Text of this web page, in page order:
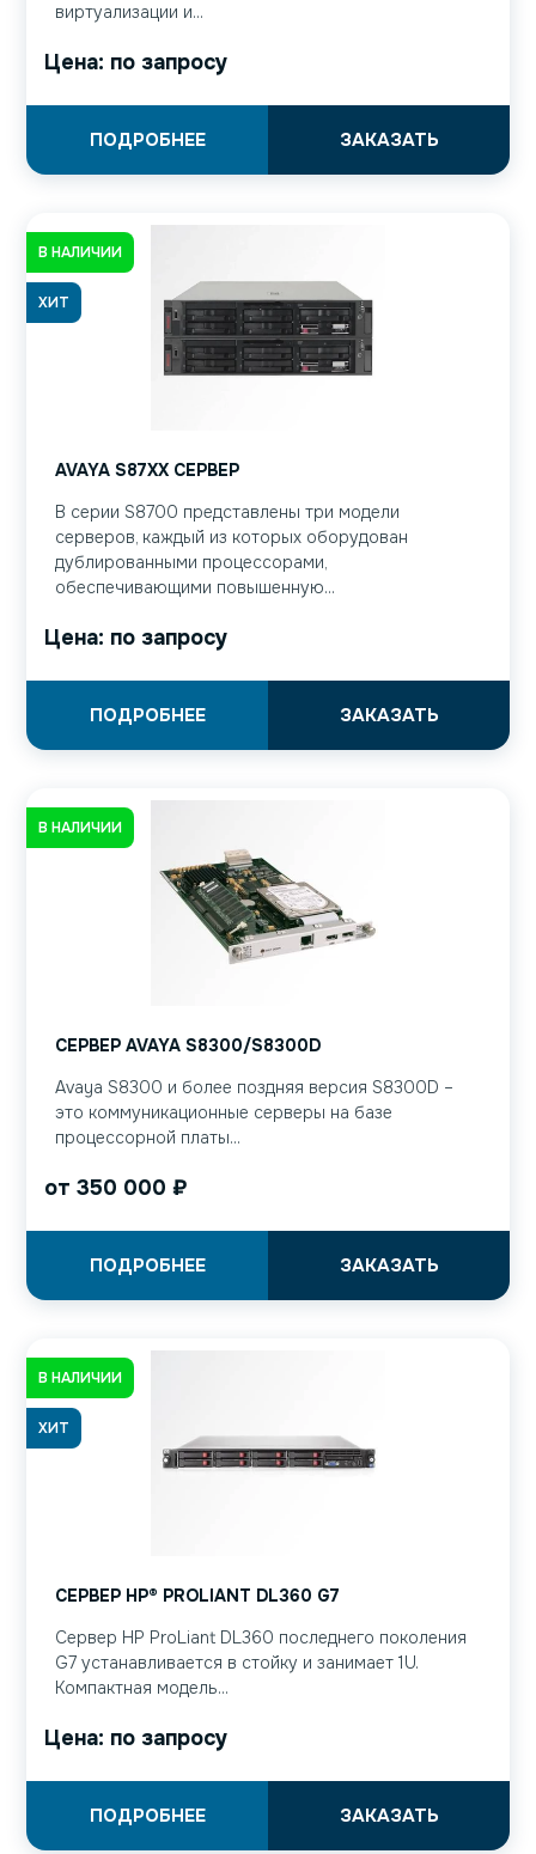
виртуализации и...
Цена: по запросу
ЗАКАЗАТЬ
ПОДРОБНЕЕ
В НАЛИЧИИ
ХИТ
AVAYA S87XX СЕРВЕР
В серии S8700 представлены три модели
серверов, каждый из которых оборудован
дублированными процессорами,
обеспечивающими повышенную...
Цена: по запросу
ЗАКАЗАТЬ
ПОДРОБНЕЕ
В НАЛИЧИИ
СЕРВЕР AVAYA S8300/S8300D
Avaya S8300 и более поздняя версия S8300D –
это коммуникационные серверы на базе
процессорной платы...
от 350 000 ₽
ЗАКАЗАТЬ
ПОДРОБНЕЕ
В НАЛИЧИИ
ХИТ
СЕРВЕР HP® PROLIANT DL360 G7
Сервер HP ProLiant DL360 последнего поколения
G7 устанавливается в стойку и занимает 1U.
Компактная модель...
Цена: по запросу
ЗАКАЗАТЬ
ПОДРОБНЕЕ